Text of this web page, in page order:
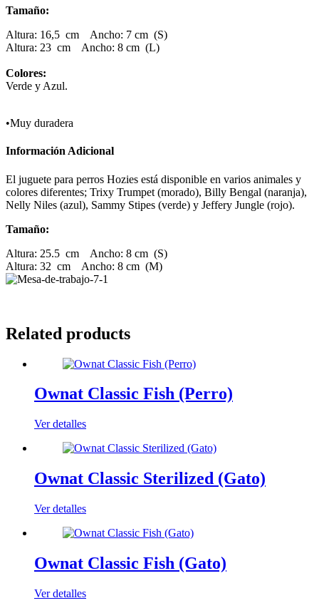
Tamaño:
Altura: 16,5 cm Ancho: 7 cm (S)
Altura: 23 cm Ancho: 8 cm (L)
Colores:
Verde y Azul.
•Muy duradera
Información Adicional
El juguete para perros Hozies está disponible en varios animales y
colores diferentes; Trixy Trumpet (morado), Billy Bengal (naranja),
Nelly Niles (azul), Sammy Stipes (verde) y Jeffery Jungle (rojo).
Tamaño:
Altura: 25.5 cm Ancho: 8 cm (S)
Altura: 32 cm Ancho: 8 cm (M)
Related products
Ownat Classic Fish (Perro)
Ver detalles
Ownat Classic Sterilized (Gato)
Ver detalles
Ownat Classic Fish (Gato)
Ver detalles